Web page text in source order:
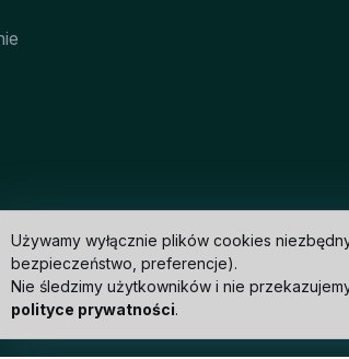
| TechPixeltechpixel.pl
Używamy wyłącznie plików cookies
bezpieczeństwo, preferencje).
Nie śledzimy użytkowników i nie
polityce prywatności.